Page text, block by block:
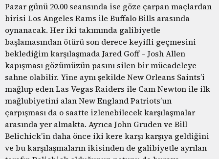
Pazar günü 20.00 seansında ise göze çarpan maçlardan
birisi Los Angeles Rams ile Buffalo Bills arasında
oynanacak. Her iki takımında galibiyetle
başlamasından ötürü son derece keyifli geçmesini
beklediğim karşılaşmada Jared Goff – Josh Allen
kapışması gözümüzün pasını silen bir mücadeleye
sahne olabilir. Yine aynı şekilde New Orleans Saints’i
mağlup eden Las Vegas Raiders ile Cam Newton ile ilk
mağlubiyetini alan New England Patriots’un
çarpışması da o saatte izlenebilecek karşılaşmalar
arasında yer almakta. Ayrıca John Gruden ve Bill
Belichick’in daha önce iki kere karşı karşıya geldiğini
ve bu karşılaşmaların ikisinden de galibiyetle ayrılan